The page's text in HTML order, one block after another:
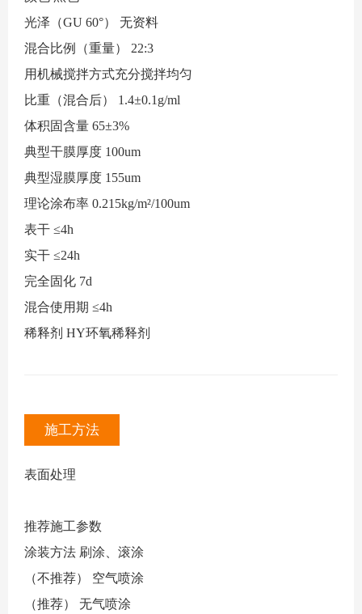
光泽（GU 60°）
无资料
混合比例（重量）
22:3
用机械搅拌方式充分搅拌均匀
比重（混合后）
1.4±0.1g/ml
体积固含量 65±3%
典型干膜厚度 100um
典型湿膜厚度 155um
理论涂布率 0.215kg/m²/100um
表干 ≤4h
实干 ≤24h
完全固化 7d
混合使用期 ≤4h
稀释剂 HY环氧稀释剂
施工方法
表面处理
推荐施工参数
涂装方法 刷涂、滚涂
（不推荐）
空气喷涂
（推荐）
无气喷涂